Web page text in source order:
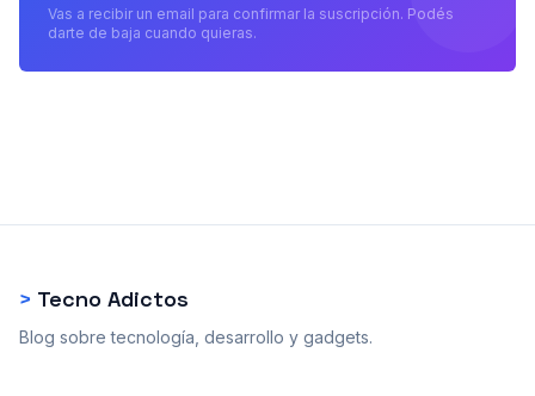
Vas a recibir un email para confirmar la suscripción. Podés
darte de baja cuando quieras.
> Tecno Adictos
Blog sobre tecnología, desarrollo y gadgets.